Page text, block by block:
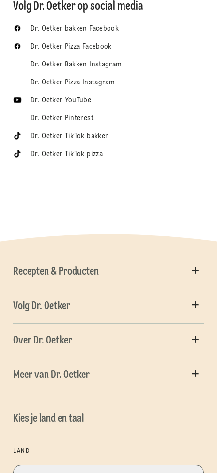
Volg Dr. Oetker op social media
Dr. Oetker bakken Facebook
Dr. Oetker Pizza Facebook
Dr. Oetker Bakken Instagram
Dr. Oetker Pizza Instagram
Dr. Oetker YouTube
Dr. Oetker Pinterest
Dr. Oetker TikTok bakken
Dr. Oetker TikTok pizza
Recepten & Producten
Volg Dr. Oetker
Over Dr. Oetker
Meer van Dr. Oetker
Kies je land en taal
LAND